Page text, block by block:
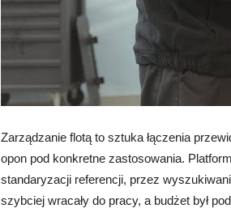
Zarządzanie flotą to sztuka łączenia
opon pod konkretne zastosowania.
standaryzacji referencji, przez
szybciej wracały do pracy, a budżet był